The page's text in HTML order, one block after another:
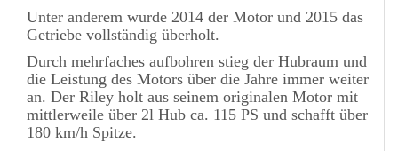
Unter anderem wurde 2014 der Motor und 2015 das
Getriebe vollständig überholt.
Durch mehrfaches aufbohren stieg der Hubraum und
die Leistung des Motors über die Jahre immer weiter
an. Der Riley holt aus seinem originalen Motor mit
mittlerweile über 2l Hub ca. 115 PS und schafft über
180 km/h Spitze.